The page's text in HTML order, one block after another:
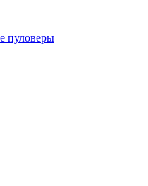
пуловеры